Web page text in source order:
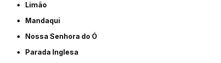
Limão
Mandaqui
Nossa Senhora do Ó
Parada Inglesa